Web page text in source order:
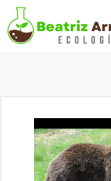
Saltar
al
contenido